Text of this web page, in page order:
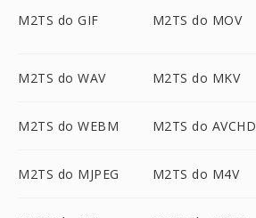
M2TS do GIF M2TS do MOV
M2TS do WAV M2TS do MKV
M2TS do WEBM M2TS do AVCHD
M2TS do MJPEG M2TS do M4V